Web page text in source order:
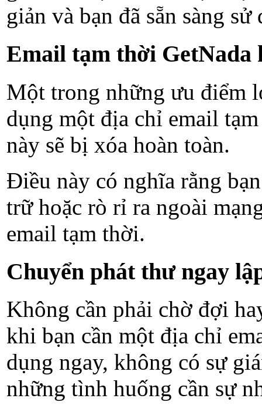
giản và bạn đã sẵn sàng
Email tạm thời GetNada
Một trong những ưu điểm
dụng một địa chỉ email
này sẽ bị xóa hoàn toàn.
Điều này có nghĩa rằng
trữ hoặc rò rỉ ra ngoài
email tạm thời.
Chuyển phát thư ngay
Không cần phải chờ đợi
khi bạn cần một địa chỉ
dụng ngay, không có sự
những tình huống cần sự